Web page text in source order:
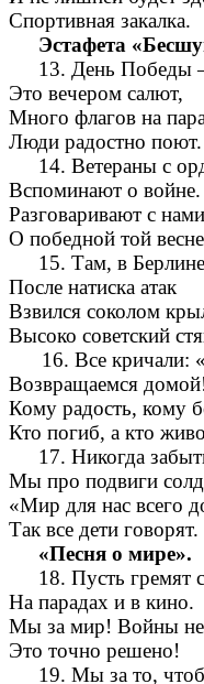
Спортивная закалка.
Эстафета
13. День Победы
Это вечером салют,
Много флагов на
Люди радостно поют.
14. Ветераны с
Вспоминают о войне.
Разговаривают с нами
О победной той
15. Там, в
После натиска атак
Взвился соколом
Высоко советский
16. Все кричали:
Возвращаемся
Кому радость, кому
Кто погиб, а кто
17. Никогда
Мы про подвиги
«Мир для нас всего
Так все дети говорят.
«Песня о мире».
18. Пусть гремят
На парадах и в кино.
Мы за мир! Войны
Это точно решено!
19. Мы за то,